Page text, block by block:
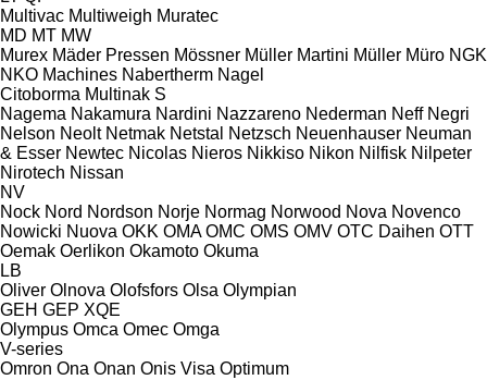
Multivac Multiweigh Muratec
MD MT MW
Murex Mäder Pressen Mössner Müller Martini Müller Müro NGK
NKO Machines Nabertherm Nagel
Citoborma Multinak S
Nagema Nakamura Nardini Nazzareno Nederman Neff Negri
Nelson Neolt Netmak Netstal Netzsch Neuenhauser Neuman
& Esser Newtec Nicolas Nieros Nikkiso Nikon Nilfisk Nilpeter
Nirotech Nissan
NV
Nock Nord Nordson Norje Normag Norwood Nova Novenco
Nowicki Nuova OKK OMA OMC OMS OMV OTC Daihen OTT
Oemak Oerlikon Okamoto Okuma
LB
Oliver Olnova Olofsfors Olsa Olympian
GEH GEP XQE
Olympus Omca Omec Omga
V-series
Omron Ona Onan Onis Visa Optimum